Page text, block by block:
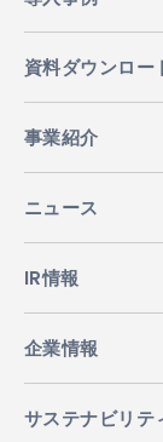
で利用させ
た個人情報
絡・手続き
お客
お客
資料ダウンロー
事業紹介
ニュース
IR情報
企業情報
サステナビリテ